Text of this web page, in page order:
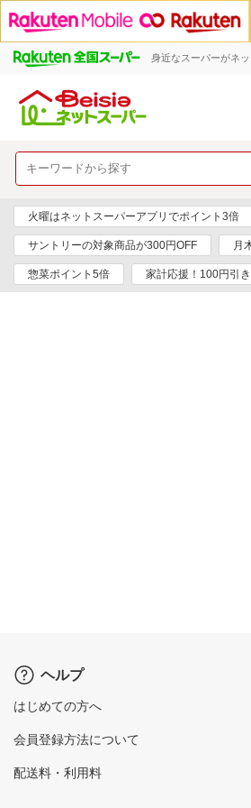
身近なスーパーがネ
火曜はネットスーパーアプリでポイント3倍
サントリーの対象商品が300円OFF 月
惣菜ポイント5倍 家計応援！100円引
ヘルプ
はじめての方へ
会員登録方法について
配送料・利用料